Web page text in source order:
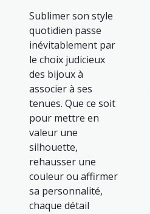
Sublimer son style
quotidien passe
inévitablement par
le choix judicieux
des bijoux à
associer à ses
tenues. Que ce soit
pour mettre en
valeur une
silhouette,
rehausser une
couleur ou affirmer
sa personnalité,
chaque détail